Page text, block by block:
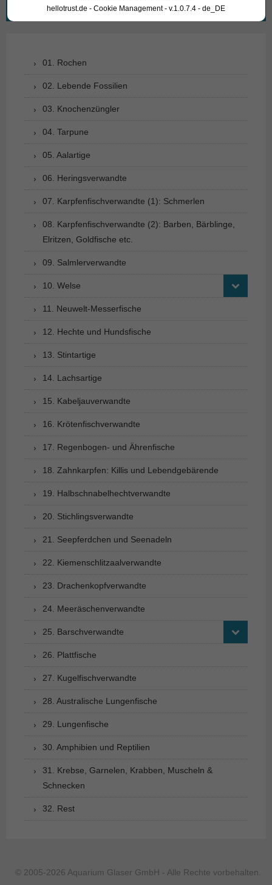
01. Rochen
02. Lebende Fossilien
03. Knochenzüngler
04. Tarpune
05. Aalartige
06. Heringsverwandte
07. Karpfenfischverwandte (1): Schmerlen
08. Karpfenfischverwandte (2): Barben, Bärblinge,
Elritzen, Goldfische etc.
09. Salmlerverwandte
10. Welse
11. Neuwelt-Messerfische
12. Hechte und Hundsfische
13. Stintartige
14. Lachsartige
15. Kabeljauverwandte
16. Krötenfischverwandte
17. Regenbogen- und Ährenfische
18. Zahnkarpfen: Killis und Lebendgebärende
19. Halbschnabelhechtverwandte
20. Stichlingsverwandte
21. Seepferdchen und Seenadeln
22. Kiemenschlitzaalverwandte
23. Drachenkopfverwandte
24. Meeräschenverwandte
25. Barschverwandte
26. Plattfische
27. Kugelfischverwandte
28. Australische Lungenfische
29. Lungenfische
30. Amphibien und Reptilien
31. Krebse, Garnelen, Krabben, Muscheln &
Schnecken
32. Rest
© 2005-2026 Aquarium Glaser GmbH - Alle Rechte vorbehalten.
hellotrust.de - Cookie Management - v.1.0.7.4 - de_DE